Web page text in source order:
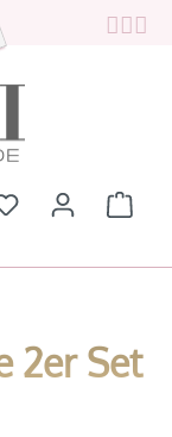
Du hast 0
2er Set